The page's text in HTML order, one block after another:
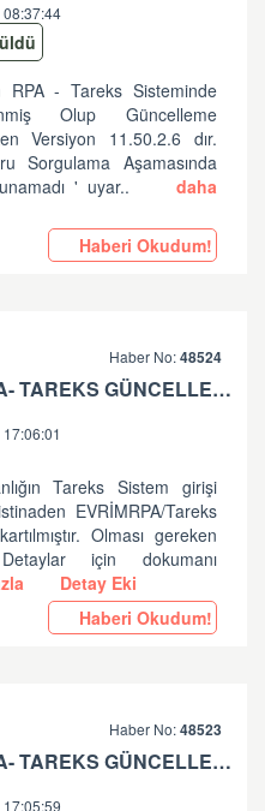
RPA - Tareks Sisteminde
Olup Güncelleme
Versiyon 11.50.2.6 dır.
Sorgulama Aşamasında
' uyar..
daha
Haberi Okudum!
Haber No:48524
EVRIMRPA- TAREKS GÜNCELLEMESI HAKKINDA (V: 11.50.2.2)
Tareks Sistem girişi
EVRİMRPA/Tareks
Olması gereken
için dokumanı
Detay Eki
Haberi Okudum!
Haber No:48523
EVRIMRPA- TAREKS GÜNCELLEMESI HAKKINDA